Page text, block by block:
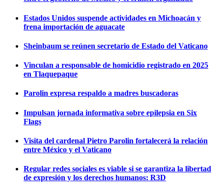
Estados Unidos suspende actividades en Michoacán y
frena importación de aguacate
Sheinbaum se reúnen secretario de Estado del Vaticano
Vinculan a responsable de homicidio registrado en 2025
en Tlaquepaque
Parolin expresa respaldo a madres buscadoras
Impulsan jornada informativa sobre epilepsia en Six
Flags
Visita del cardenal Pietro Parolin fortalecerá la relación
entre México y el Vaticano
Regular redes sociales es viable si se garantiza la libertad
de expresión y los derechos humanos: R3D